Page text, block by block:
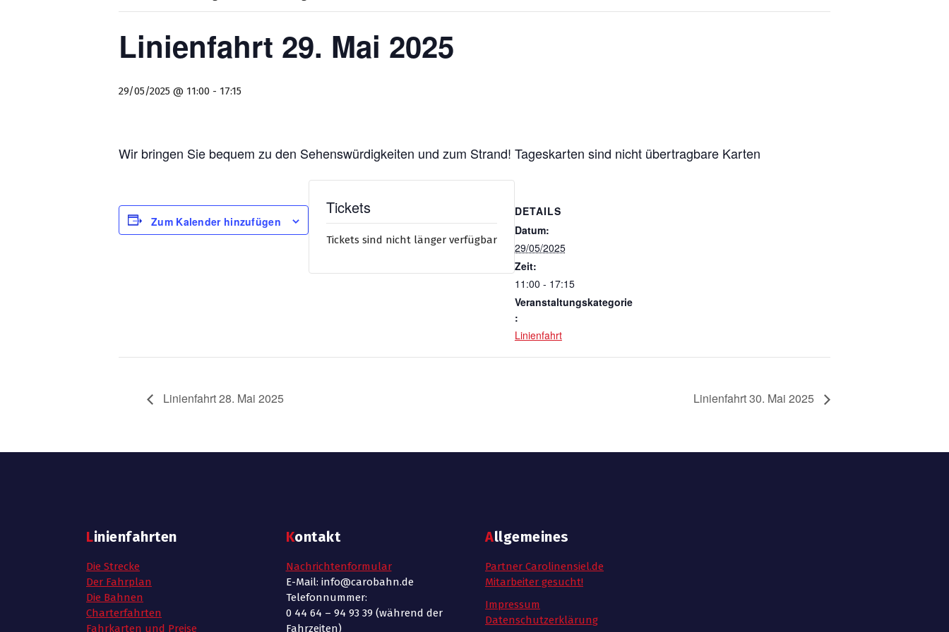
Linienfahrt 29. Mai 2025
29/05/2025 @ 11:00 - 17:15
Wir bringen Sie bequem zu den Sehenswürdigkeiten und zum Strand! Tageskarten sind nicht übertragbare Karten
Zum Kalender hinzufügen
DETAILS
Datum:
29/05/2025
Zeit:
11:00 - 17:15
Veranstaltungskategorie
:
Linienfahrt
Tickets
Tickets sind nicht länger verfügbar
Linienfahrt 28. Mai 2025 Linienfahrt 30. Mai 2025
Linienfahrten
Die Strecke
Der Fahrplan
Die Bahnen
Charterfahrten
Fahrkarten und Preise
Kontakt
Nachrichtenformular
E-Mail: info@carobahn.de
Telefonnummer:
0 44 64 – 94 93 39 (während der
Fahrzeiten)
Allgemeines
Partner Carolinensiel.de
Mitarbeiter gesucht!
Impressum
Datenschutzerklärung